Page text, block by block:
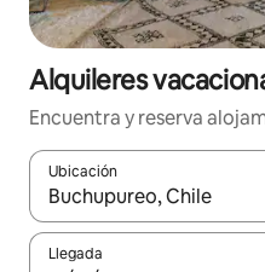
Alquileres
Encuentra y reserva
Ubicación
Cuando los resultados
Llegada